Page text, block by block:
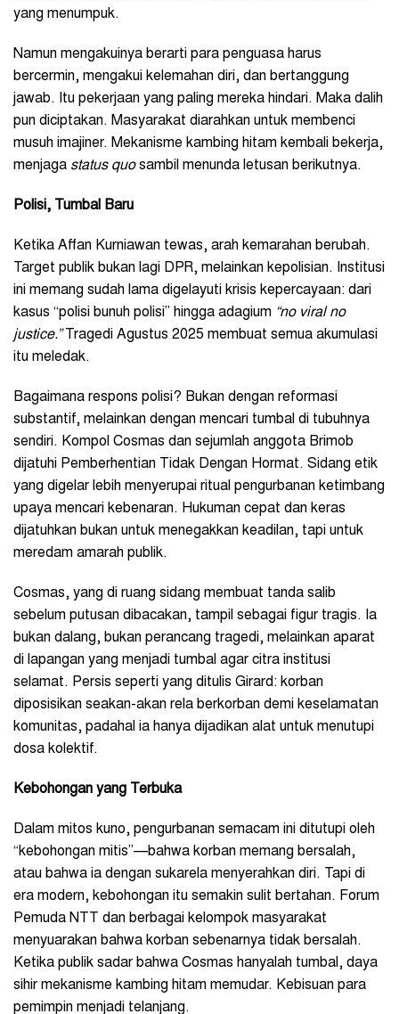
yang menumpuk.
Namun mengakuinya berarti para penguasa harus
bercermin, mengakui kelemahan diri, dan bertanggung
jawab. Itu pekerjaan yang paling mereka hindari. Maka dalih
pun diciptakan. Masyarakat diarahkan untuk membenci
musuh imajiner. Mekanisme kambing hitam kembali bekerja,
menjaga status quosambil menunda letusan berikutnya.
Polisi, Tumbal Baru
Ketika Affan Kurniawan tewas, arah kemarahan berubah.
Target publik bukan lagi DPR, melainkan kepolisian. Institusi
ini memang sudah lama digelayuti krisis kepercayaan: dari
kasus “polisi bunuh polisi” hingga adagium “no viral no
justice.”Tragedi Agustus 2025 membuat semua akumulasi
itu meledak.
Bagaimana respons polisi? Bukan dengan reformasi
substantif, melainkan dengan mencari tumbal di tubuhnya
sendiri. Kompol Cosmas dan sejumlah anggota Brimob
dijatuhi Pemberhentian Tidak Dengan Hormat. Sidang etik
yang digelar lebih menyerupai ritual pengurbanan ketimbang
upaya mencari kebenaran. Hukuman cepat dan keras
dijatuhkan bukan untuk menegakkan keadilan, tapi untuk
meredam amarah publik.
Cosmas, yang di ruang sidang membuat tanda salib
sebelum putusan dibacakan, tampil sebagai figur tragis. Ia
bukan dalang, bukan perancang tragedi, melainkan aparat
di lapangan yang menjadi tumbal agar citra institusi
selamat. Persis seperti yang ditulis Girard: korban
diposisikan seakan-akan rela berkorban demi keselamatan
komunitas, padahal ia hanya dijadikan alat untuk menutupi
dosa kolektif.
Kebohongan yang Terbuka
Dalam mitos kuno, pengurbanan semacam ini ditutupi oleh
“kebohongan mitis”—bahwa korban memang bersalah,
atau bahwa ia dengan sukarela menyerahkan diri. Tapi di
era modern, kebohongan itu semakin sulit bertahan. Forum
Pemuda NTT dan berbagai kelompok masyarakat
menyuarakan bahwa korban sebenarnya tidak bersalah.
Ketika publik sadar bahwa Cosmas hanyalah tumbal, daya
sihir mekanisme kambing hitam memudar. Kebisuan para
pemimpin menjadi telanjang.